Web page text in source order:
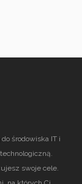
środowiska IT i
swoje cele.